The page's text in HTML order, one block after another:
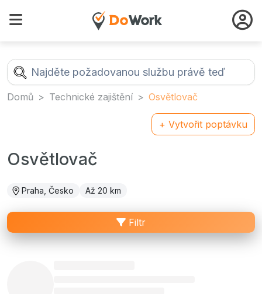
Domů Technické zajištění Osvětlovač
+ Vytvořit poptávku
Osvětlovač
Praha, Česko Až 20 km
Filtr